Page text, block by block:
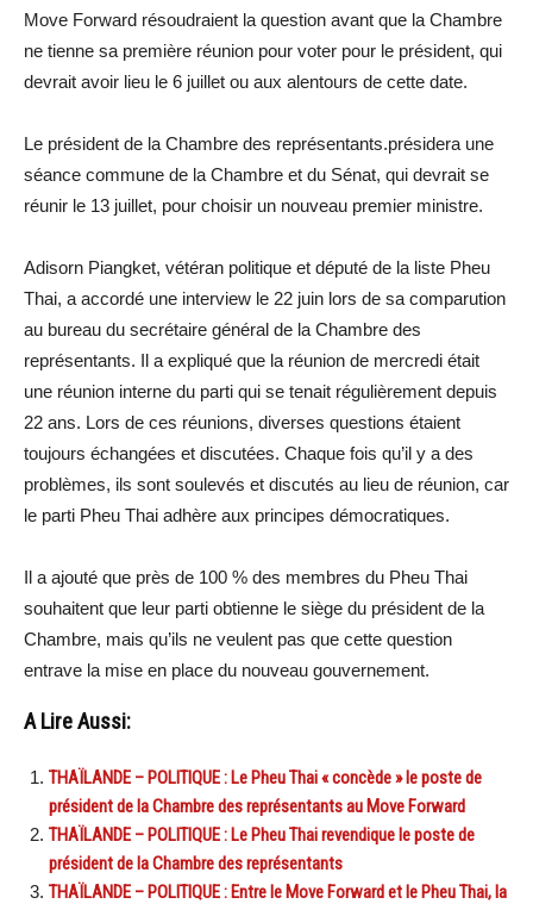
Move Forward résoudraient la question avant que la Chambre
ne tienne sa première réunion pour voter pour le président, qui
devrait avoir lieu le 6 juillet ou aux alentours de cette date.
Le président de la Chambre des représentants.présidera une
séance commune de la Chambre et du Sénat, qui devrait se
réunir le 13 juillet, pour choisir un nouveau premier ministre.
Adisorn Piangket, vétéran politique et député de la liste Pheu
Thai, a accordé une interview le 22 juin lors de sa comparution
au bureau du secrétaire général de la Chambre des
représentants. Il a expliqué que la réunion de mercredi était
une réunion interne du parti qui se tenait régulièrement depuis
22 ans. Lors de ces réunions, diverses questions étaient
toujours échangées et discutées. Chaque fois qu’il y a des
problèmes, ils sont soulevés et discutés au lieu de réunion, car
le parti Pheu Thai adhère aux principes démocratiques.
Il a ajouté que près de 100 % des membres du Pheu Thai
souhaitent que leur parti obtienne le siège du président de la
Chambre, mais qu’ils ne veulent pas que cette question
entrave la mise en place du nouveau gouvernement.
A Lire Aussi:
THAÏLANDE – POLITIQUE : Le Pheu Thai « concède » le poste de
président de la Chambre des représentants au Move Forward
THAÏLANDE – POLITIQUE : Le Pheu Thai revendique le poste de
président de la Chambre des représentants
THAÏLANDE – POLITIQUE : Entre le Move Forward et le Pheu Thai, la